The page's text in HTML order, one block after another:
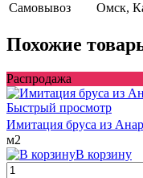
Самовывоз
Омск,
Похожие
Распродажа
Быстрый просмотр
Имитация бруса из
м2
В корзину